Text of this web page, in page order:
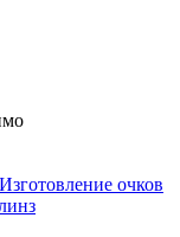
Изготовление очков